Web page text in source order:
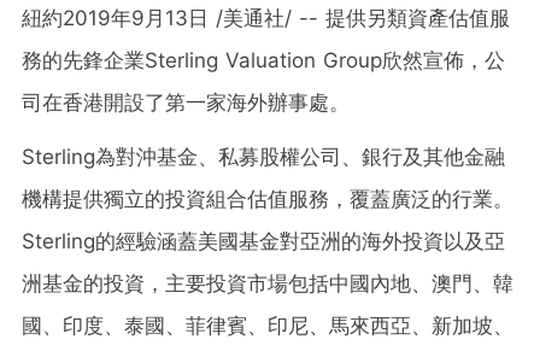
紐約2019年9月13日 /美通社/ -- 提供另類資產估值服
務的先鋒企業Sterling Valuation Group欣然宣佈，公
司在香港開設了第一家海外辦事處。
Sterling為對沖基金、私募股權公司、銀行及其他金融
機構提供獨立的投資組合估值服務，覆蓋廣泛的行業。
Sterling的經驗涵蓋美國基金對亞洲的海外投資以及亞
洲基金的投資，主要投資市場包括中國內地、澳門、韓
國、印度、泰國、菲律賓、印尼、馬來西亞、新加坡、